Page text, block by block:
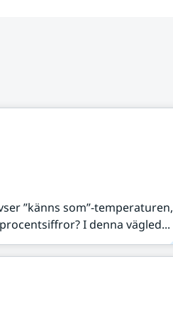
”känns som”-temperaturen,
I denna vägled...